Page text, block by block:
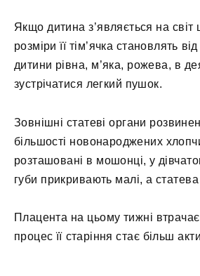
Якщо дитина з’являється на світ
розміри її тім’ячка становлять
дитини рівна, м’яка, рожева, в
зустрічатися легкий пушок.
Зовнішні статеві органи
більшості новонароджених
розташовані в мошонці, у
губи прикривають малі, а
Плацента на цьому тижні
процес її старіння стає більш